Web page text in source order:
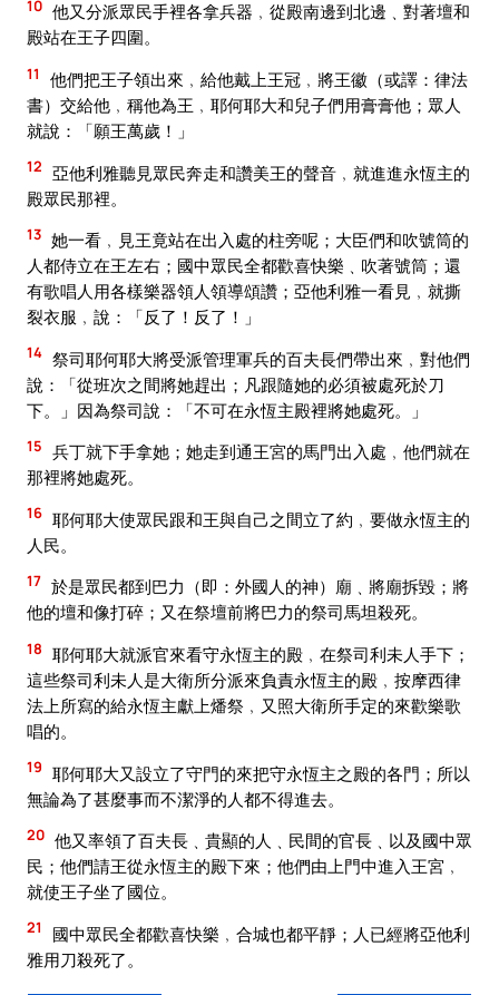
10 他又分派眾民手裡各拿兵器﹐從殿南邊到北邊﹑對著壇和
殿站在王子四圍。
11
他們把王子領出來﹐給他戴上王冠﹐將王徽（或譯：律法
書）交給他﹐稱他為王﹐耶何耶大和兒子們用膏膏他；眾人
就說：「願王萬歲！」
12 亞他利雅聽見眾民奔走和讚美王的聲音﹐就進進永恆主的
殿眾民那裡。
13 她一看﹐見王竟站在出入處的柱旁呢；大臣們和吹號筒的
人都侍立在王左右；國中眾民全都歡喜快樂﹑吹著號筒；還
有歌唱人用各樣樂器領人領導頌讚；亞他利雅一看見﹐就撕
裂衣服﹐說：「反了！反了！」
14 祭司耶何耶大將受派管理軍兵的百夫長們帶出來﹐對他們
說：「從班次之間將她趕出；凡跟隨她的必須被處死於刀
下。」因為祭司說：「不可在永恆主殿裡將她處死。」
15 兵丁就下手拿她；她走到通王宮的馬門出入處﹐他們就在
那裡將她處死。
16 耶何耶大使眾民跟和王與自己之間立了約﹐要做永恆主的
人民。
17 於是眾民都到巴力（即：外國人的神）廟﹑將廟拆毀；將
他的壇和像打碎；又在祭壇前將巴力的祭司馬坦殺死。
18 耶何耶大就派官來看守永恆主的殿﹐在祭司利未人手下；
這些祭司利未人是大衛所分派來負責永恆主的殿﹐按摩西律
法上所寫的給永恆主獻上燔祭﹐又照大衛所手定的來歡樂歌
唱的。
19 耶何耶大又設立了守門的來把守永恆主之殿的各門；所以
無論為了甚麼事而不潔淨的人都不得進去。
20 他又率領了百夫長﹑貴顯的人﹑民間的官長﹑以及國中眾
民；他們請王從永恆主的殿下來；他們由上門中進入王宮﹐
就使王子坐了國位。
21
國中眾民全都歡喜快樂﹐合城也都平靜；人已經將亞他利
雅用刀殺死了。